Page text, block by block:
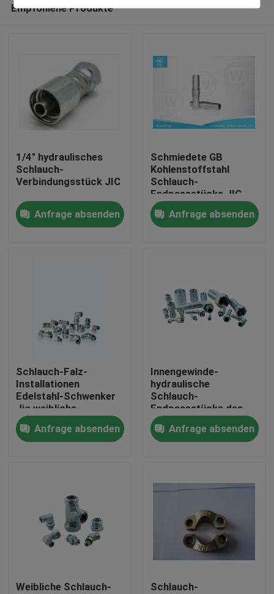
Qualitätskontrolle
Treten Sie mit uns in Verbindung
Hydraulische Schlauch-Endpassstücke
hydraulische Schlauchzwingeninstallationen
Empfohlene Produkte
1/4" hydraulisches
Schlauch-
Verbindungsstück JIC
Anfrage absenden
Schmiedete GB
Kohlenstoffstahl
Schlauch-
Endpassstücke JIC
hydraulische
Anfrage absenden
Schlauch-Falz-
Installationen
Edelstahl-Schwenker
Jic weibliche
hydraulische
Anfrage absenden
Innengewinde-
hydraulische
Schlauch-
Endpassstücke des
Kohlenstoffstahl-Orfs
Anfrage absenden
Weibliche Schlauch-
Schlauch-